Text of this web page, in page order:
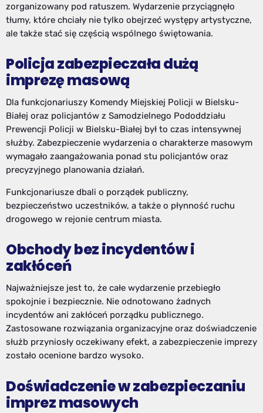
zorganizowany pod ratuszem. Wydarzenie przyciągnęło
tłumy, które chciały nie tylko obejrzeć występy artystyczne,
ale także stać się częścią wspólnego świętowania.
Policja zabezpieczała dużą
imprezę masową
Dla funkcjonariuszy Komendy Miejskiej Policji w Bielsku-
Białej oraz policjantów z Samodzielnego Pododdziału
Prewencji Policji w Bielsku-Białej był to czas intensywnej
służby. Zabezpieczenie wydarzenia o charakterze masowym
wymagało zaangażowania ponad stu policjantów oraz
precyzyjnego planowania działań.
Funkcjonariusze dbali o porządek publiczny,
bezpieczeństwo uczestników, a także o płynność ruchu
drogowego w rejonie centrum miasta.
Obchody bez incydentów i
zakłóceń
Najważniejsze jest to, że całe wydarzenie przebiegło
spokojnie i bezpiecznie. Nie odnotowano żadnych
incydentów ani zakłóceń porządku publicznego.
Zastosowane rozwiązania organizacyjne oraz doświadczenie
służb przyniosły oczekiwany efekt, a zabezpieczenie imprezy
zostało ocenione bardzo wysoko.
Doświadczenie w zabezpieczaniu
imprez masowych